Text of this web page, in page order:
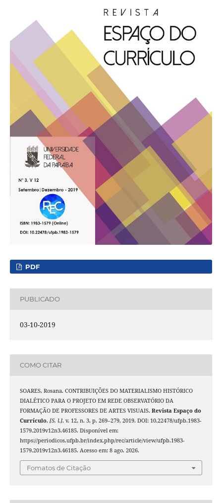
PDF
PUBLICADO
03-10-2019
COMO CITAR
SOARES, Rosana. CONTRIBUIÇÕES DO MATERIALISMO HISTÓRICO
DIALÉTICO PARA O PROJETO EM REDE OBSERVATÓRIO DA
FORMAÇÃO DE PROFESSORES DE ARTES VISUAIS. Revista Espaço do
Currículo, [S. l.], v. 12, n. 3, p. 269–279, 2019. DOI: 10.22478/ufpb.1983-
1579.2019v12n3.46185. Disponível em:
https://periodicos.ufpb.br/index.php/rec/article/view/ufpb.1983-
1579.2019v12n3.46185. Acesso em: 8 ago. 2026.
Fomatos de Citação